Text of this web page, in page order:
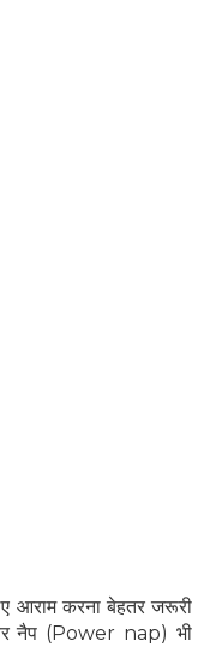
आराम करना बेहतर जरूरी
नैप (Power nap) भी